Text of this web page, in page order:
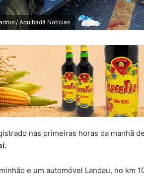
/ Aquibadã Notícias
nas primeiras horas da manhã
e um automóvel Landau, no km